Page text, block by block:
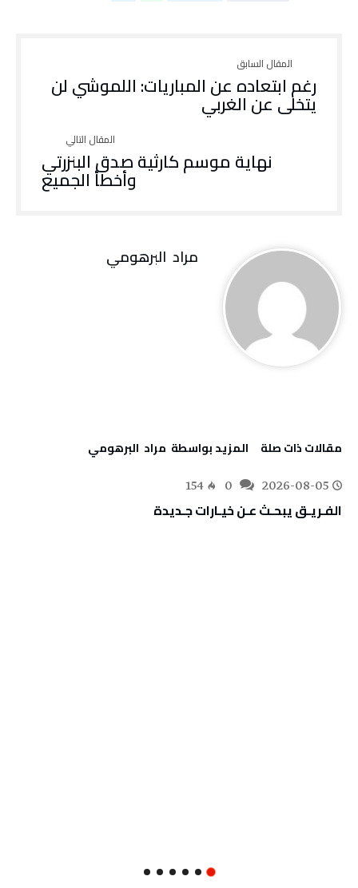
رغم ابتعاده عن المباريات: اللموشي لن
يتخلى عن الغربي
نهاية موسم كارثية صدق البنزرتي
وأخطأ الجميع
مراد‭ ‬ البرهومي
‫مقالات ذات صلة‬ ‫‫المزيد بواسطة‬ ‬ مراد‭ ‬ البرهومي
2026-08-05
154
الفـريـق‭ ‬يبحـث‭ ‬عـن‭ ‬خيـارات‭ ‬جـديدة